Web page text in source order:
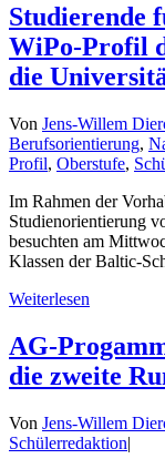
Studierende
WiPo-Profil
die
Von Jens-Willem
Berufsorientierung,
Profil, Oberstufe,
Im Rahmen der
Studienorientierung
besuchten am
Klassen der Baltic-
Weiterlesen
AG-
die zweite
Von Jens-Willem
Schülerredaktion|